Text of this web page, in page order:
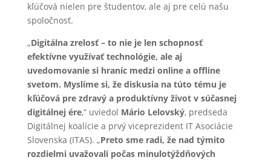
kľúčová nielen pre študentov, ale aj pre celú našu
spoločnosť.
„Digitálna zrelosť – to nie je len schopnosť
efektívne využívať technológie, ale aj
uvedomovanie si hraníc medzi online a offline
svetom. Myslíme si, že diskusia na túto tému je
kľúčová pre zdravý a produktívny život v súčasnej
digitálnej ére,“ uviedol Mário Lelovský, predseda
Digitálnej koalície a prvý viceprezident IT Asociácie
Slovenska (ITAS). „Preto sme radi, že nad týmito
rozdielmi uvažovali počas minulotýždňových